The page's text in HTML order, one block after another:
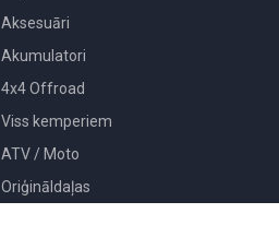
Aksesuāri
Akumulatori
4x4 Offroad
Viss kemperiem
ATV / Moto
Oriģināldaļas